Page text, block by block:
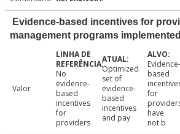
Evidence-based incentives for
management programs implemented
Valor
No
evidence-
based
incentives
for
providers
Optimized
set of
evidence-
based
incentives
and pay
Evidence-
based
for
have
not b